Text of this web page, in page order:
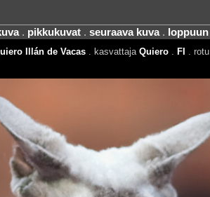
. pikkukuvat. seuraava kuva. loppuun
Illán de Vacas. kasvattaja Quiero. FI . rotu